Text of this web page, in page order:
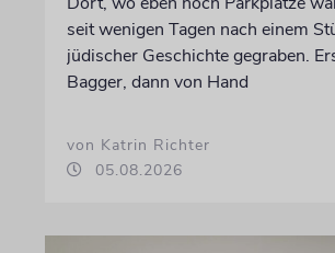
seit wenigen Tagen nach einem
jüdischer Geschichte gegraben.
Bagger, dann von Hand
von Katrin Richter
05.08.2026